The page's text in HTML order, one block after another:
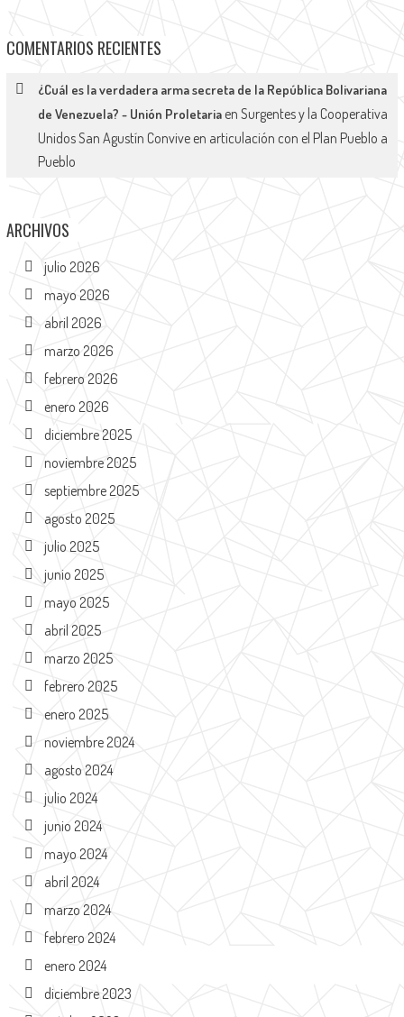
COMENTARIOS RECIENTES
¿Cuál es la verdadera arma secreta de la República Bolivariana
de Venezuela? - Unión Proletariaen Surgentes y la Cooperativa
Unidos San Agustín Convive en articulación con el Plan Pueblo a
Pueblo
ARCHIVOS
julio 2026
mayo 2026
abril 2026
marzo 2026
febrero 2026
enero 2026
diciembre 2025
noviembre 2025
septiembre 2025
agosto 2025
julio 2025
junio 2025
mayo 2025
abril 2025
marzo 2025
febrero 2025
enero 2025
noviembre 2024
agosto 2024
julio 2024
junio 2024
mayo 2024
abril 2024
marzo 2024
febrero 2024
enero 2024
diciembre 2023